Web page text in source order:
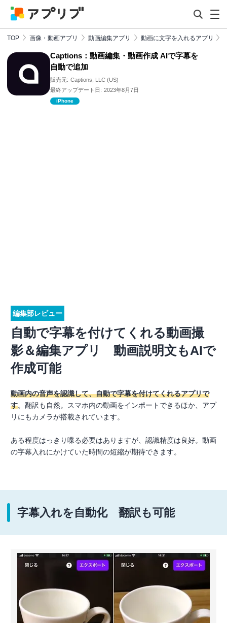
TOP 画像・動画アプリ 動画編集アプリ 動画に文字を入れるアプリ
Captions：動画編集・動画作成 AIで字幕を
自動で追加
販売元: Captions, LLC (US)
最終アップデート日: 2023年8月7日
iPhone
編集部レビュー
自動で字幕を付けてくれる動画撮
影＆編集アプリ 動画説明文もAIで
作成可能
動画内の音声を認識して、自動で字幕を付けてくれるアプリで
す。翻訳も自然。スマホ内の動画をインポートできるほか、アプ
リにもカメラが搭載されています。
ある程度はっきり喋る必要はありますが、認識精度は良好。動画
の字幕入れにかけていた時間の短縮が期待できます。
字幕入れを自動化 翻訳も可能